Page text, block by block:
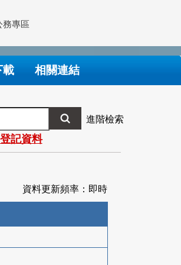
務專區
載 相關連結
進階檢索
記資料
資料更新頻率：即時